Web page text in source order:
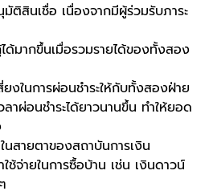
มัติสินเชื่อ เนื่องจากมีผู้ร่วมรับภาระ
ด้มากขึ้นเมื่อรวมรายได้ของทั้งสอง
ยงในการผ่อนชำระให้กับทั้งสองฝ่าย
ลาผ่อนชำระได้ยาวนานขึ้น ทำให้ยอด
นสายตาของสถาบันการเงิน
ช้จ่ายในการซื้อบ้าน เช่น เงินดาวน์